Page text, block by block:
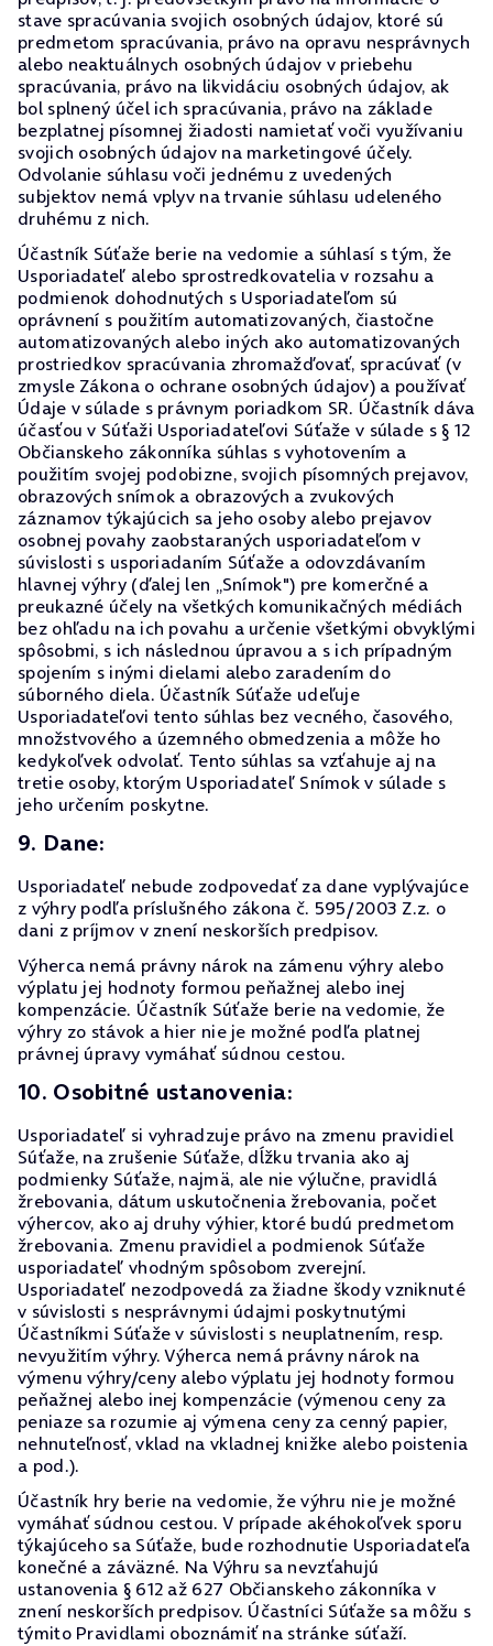
stave spracúvania svojich osobných údajov, ktoré sú
predmetom spracúvania, právo na opravu nesprávnych
alebo neaktuálnych osobných údajov v priebehu
spracúvania, právo na likvidáciu osobných údajov, ak
bol splnený účel ich spracúvania, právo na základe
bezplatnej písomnej žiadosti namietať voči využívaniu
svojich osobných údajov na marketingové účely.
Odvolanie súhlasu voči jednému z uvedených
subjektov nemá vplyv na trvanie súhlasu udeleného
druhému z nich.
Účastník Súťaže berie na vedomie a súhlasí s tým, že
Usporiadateľ alebo sprostredkovatelia v rozsahu a
podmienok dohodnutých s Usporiadateľom sú
oprávnení s použitím automatizovaných, čiastočne
automatizovaných alebo iných ako automatizovaných
prostriedkov spracúvania zhromažďovať, spracúvať (v
zmysle Zákona o ochrane osobných údajov) a používať
Údaje v súlade s právnym poriadkom SR. Účastník dáva
účasťou v Súťaži Usporiadateľovi Súťaže v súlade s § 12
Občianskeho zákonníka súhlas s vyhotovením a
použitím svojej podobizne, svojich písomných prejavov,
obrazových snímok a obrazových a zvukových
záznamov týkajúcich sa jeho osoby alebo prejavov
osobnej povahy zaobstaraných usporiadateľom v
súvislosti s usporiadaním Súťaže a odovzdávaním
hlavnej výhry (ďalej len „Snímok") pre komerčné a
preukazné účely na všetkých komunikačných médiách
bez ohľadu na ich povahu a určenie všetkými obvyklými
spôsobmi, s ich následnou úpravou a s ich prípadným
spojením s inými dielami alebo zaradením do
súborného diela. Účastník Súťaže udeľuje
Usporiadateľovi tento súhlas bez vecného, časového,
množstvového a územného obmedzenia a môže ho
kedykoľvek odvolať. Tento súhlas sa vzťahuje aj na
tretie osoby, ktorým Usporiadateľ Snímok v súlade s
jeho určením poskytne.
9. Dane:
Usporiadateľ nebude zodpovedať za dane vyplývajúce
z výhry podľa príslušného zákona č. 595/2003 Z.z. o
dani z príjmov v znení neskorších predpisov.
Výherca nemá právny nárok na zámenu výhry alebo
výplatu jej hodnoty formou peňažnej alebo inej
kompenzácie. Účastník Súťaže berie na vedomie, že
výhry zo stávok a hier nie je možné podľa platnej
právnej úpravy vymáhať súdnou cestou.
10. Osobitné ustanovenia:
Usporiadateľ si vyhradzuje právo na zmenu pravidiel
Súťaže, na zrušenie Súťaže, dĺžku trvania ako aj
podmienky Súťaže, najmä, ale nie výlučne, pravidlá
žrebovania, dátum uskutočnenia žrebovania, počet
výhercov, ako aj druhy výhier, ktoré budú predmetom
žrebovania. Zmenu pravidiel a podmienok Súťaže
usporiadateľ vhodným spôsobom zverejní.
Usporiadateľ nezodpovedá za žiadne škody vzniknuté
v súvislosti s nesprávnymi údajmi poskytnutými
Účastníkmi Súťaže v súvislosti s neuplatnením, resp.
nevyužitím výhry. Výherca nemá právny nárok na
výmenu výhry/ceny alebo výplatu jej hodnoty formou
peňažnej alebo inej kompenzácie (výmenou ceny za
peniaze sa rozumie aj výmena ceny za cenný papier,
nehnuteľnosť, vklad na vkladnej knižke alebo poistenia
a pod.).
Účastník hry berie na vedomie, že výhru nie je možné
vymáhať súdnou cestou. V prípade akéhokoľvek sporu
týkajúceho sa Súťaže, bude rozhodnutie Usporiadateľa
konečné a záväzné. Na Výhru sa nevzťahujú
ustanovenia § 612 až 627 Občianskeho zákonníka v
znení neskorších predpisov. Účastníci Súťaže sa môžu s
týmito Pravidlami oboznámiť na stránke súťaží.